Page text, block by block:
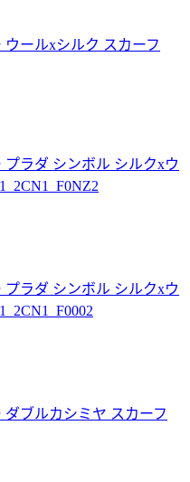
ールxシルク スカーフ
ラダ シンボル シルクxウ
ラダ シンボル シルクxウ
ブルカシミヤ スカーフ